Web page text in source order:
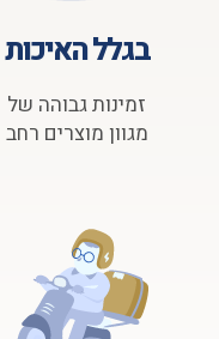
בגלל האיכות
זמינות גבוהה של
מגוון מוצרים רחב